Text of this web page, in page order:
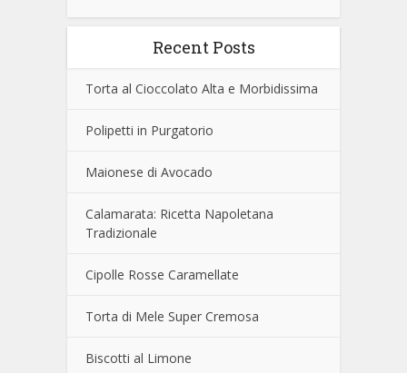
Recent Posts
Torta al Cioccolato Alta e Morbidissima
Polipetti in Purgatorio
Maionese di Avocado
Calamarata: Ricetta Napoletana
Tradizionale
Cipolle Rosse Caramellate
Torta di Mele Super Cremosa
Biscotti al Limone